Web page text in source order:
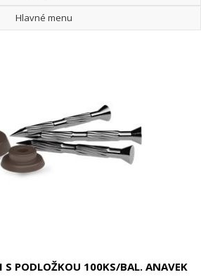
Hlavné menu
S PODLOŽKOU 100KS/BAL. ANAVEK